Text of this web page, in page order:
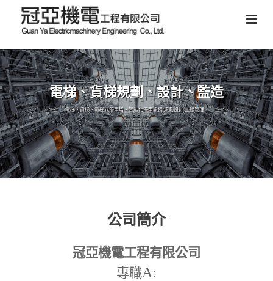
電梯、貨梯規劃、設計、監造
電梯、貨梯、電梯式停車塔、智能化停車設備,規劃設計,工程管理。
公司簡介
冠亞機電工程有限公司
專職A: